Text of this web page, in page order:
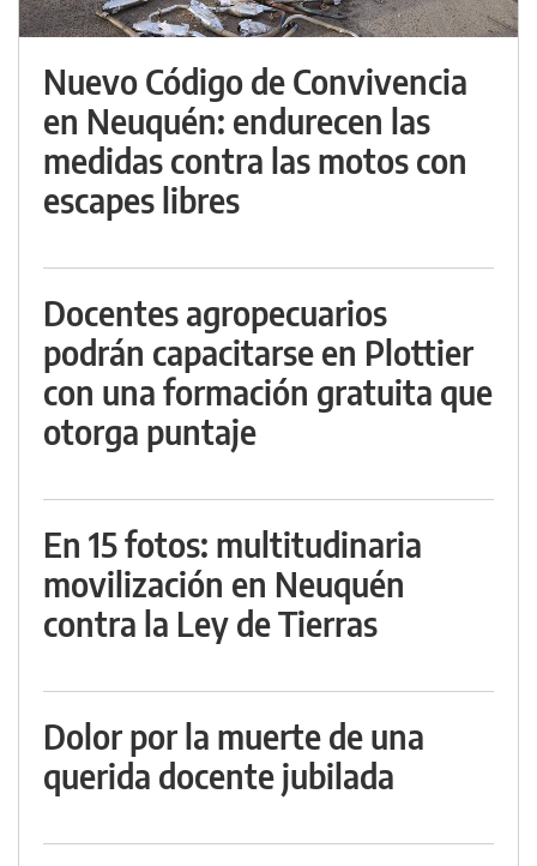
Nuevo Código de Convivencia
en Neuquén: endurecen las
medidas contra las motos con
escapes libres
Docentes agropecuarios
podrán capacitarse en Plottier
con una formación gratuita que
otorga puntaje
En 15 fotos: multitudinaria
movilización en Neuquén
contra la Ley de Tierras
Dolor por la muerte de una
querida docente jubilada